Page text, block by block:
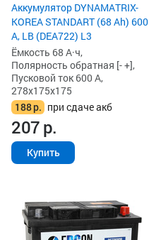
Аккумулятор DYNAMATRIX-
KOREA STANDART (68 Ah) 600
А, LB (DEA722) L3
Ёмкость 68 А·ч,
Полярность обратная [- +],
Пусковой ток 600 А,
278x175x175
188р. при сдаче акб
207р.
Купить